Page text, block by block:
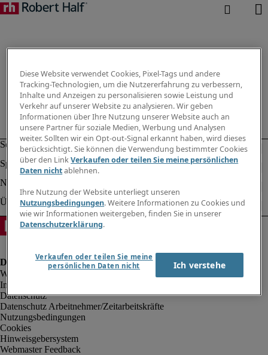
Impressum
Datenschutz
Datenschutz Arbeitnehmer/Zeitarbeitskräfte
Nutzungsbedingungen
Cookies
Hinweisgebersystem
Webmaster Feedback
Diese Website verwendet Cookies, Pixel-Tags und andere
Tracking-Technologien, um die Nutzererfahrung zu verbessern,
Inhalte und Anzeigen zu personalisieren sowie Leistung und
Verkehr auf unserer Website zu analysieren. Wir geben
Informationen über Ihre Nutzung unserer Website auch an
unsere Partner für soziale Medien, Werbung und Analysen
weiter. Sollten wir ein Opt-out-Signal erkannt haben, wird dieses
berücksichtigt. Sie können die Verwendung bestimmter Cookies
über den LinkVerkaufen oder teilen Sie meine persönlichen
Daten nichtablehnen.
Ihre Nutzung der Website unterliegt unseren
Nutzungsbedingungen. Weitere Informationen zu Cookies und
wie wir Informationen weitergeben, finden Sie in unserer
Datenschutzerklärung.
Verkaufen oder teilen Sie meine
persönlichen Daten nicht
Ich verstehe